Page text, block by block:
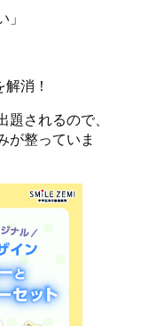
消！
されるので、
が整っていま